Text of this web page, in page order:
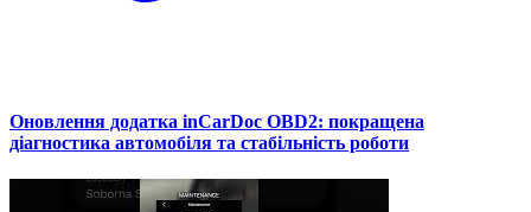
Оновлення додатка inCarDoc OBD2: покращена
діагностика автомобіля та стабільність роботи